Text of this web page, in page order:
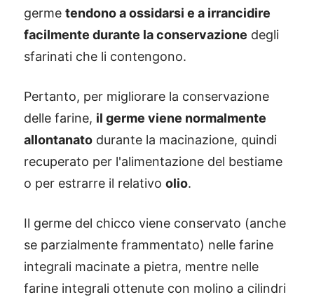
germe tendono a ossidarsi e a irrancidire
facilmente durante la conservazione degli
sfarinati che li contengono.
Pertanto, per migliorare la conservazione
delle farine, il germe viene normalmente
allontanato durante la macinazione, quindi
recuperato per l'alimentazione del bestiame
o per estrarre il relativo olio.
Il germe del chicco viene conservato (anche
se parzialmente frammentato) nelle farine
integrali macinate a pietra, mentre nelle
farine integrali ottenute con molino a cilindri